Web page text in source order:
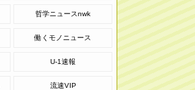
哲学ニュースnwk
働くモノニュース
U-1速報
流速VIP